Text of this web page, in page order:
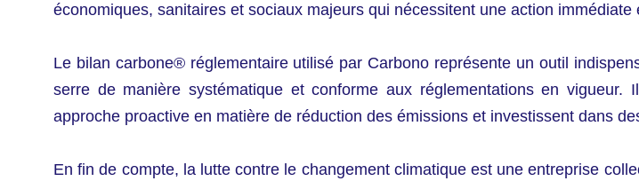
économiques, sanitaires et sociaux majeurs qui nécessitent une action immédiate
Le bilan carbone® réglementaire utilisé par Carbono représente un outil
serre de manière systématique et conforme aux réglementations en
approche proactive en matière de réduction des émissions et investissent dans
En fin de compte, la lutte contre le changement climatique est une entreprise